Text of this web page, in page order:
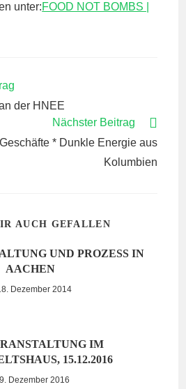
unter:FOOD NOT BOMBS |
der HNEE
Nächster Beitrag
* Dunkle Energie aus
Kolumbien
AUCH GEFALLEN
UND PROZESS IN
AACHEN
Dezember 2014
IM
15.12.2016
9. Dezember 2016